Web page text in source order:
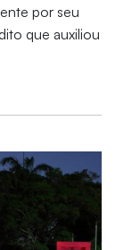
por seu
que auxiliou